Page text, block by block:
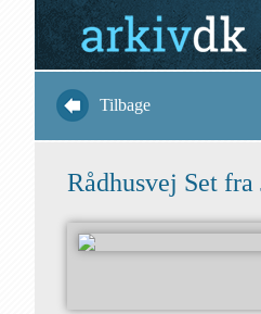
Tilbage
Rådhusvej Set